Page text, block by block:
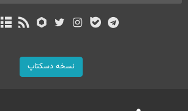
نسخه دسکتاپ